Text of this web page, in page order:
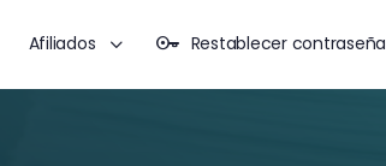
Afiliados Restablecer contraseña